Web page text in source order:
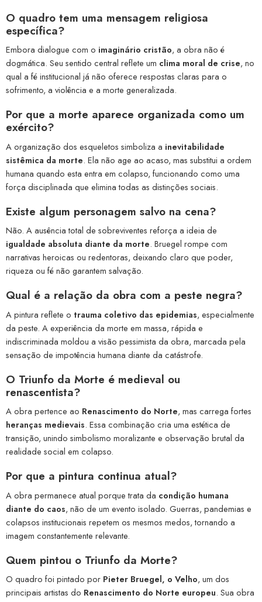
O quadro tem uma mensagem religiosa
específica?
Embora dialogue com o imaginário cristão, a obra não é
dogmática. Seu sentido central reflete um clima moral de crise, no
qual a fé institucional já não oferece respostas claras para o
sofrimento, a violência e a morte generalizada.
Por que a morte aparece organizada como um
exército?
A organização dos esqueletos simboliza a inevitabilidade
sistêmica da morte. Ela não age ao acaso, mas substitui a ordem
humana quando esta entra em colapso, funcionando como uma
força disciplinada que elimina todas as distinções sociais.
Existe algum personagem salvo na cena?
Não. A ausência total de sobreviventes reforça a ideia de
igualdade absoluta diante da morte. Bruegel rompe com
narrativas heroicas ou redentoras, deixando claro que poder,
riqueza ou fé não garantem salvação.
Qual é a relação da obra com a peste negra?
A pintura reflete o trauma coletivo das epidemias, especialmente
da peste. A experiência da morte em massa, rápida e
indiscriminada moldou a visão pessimista da obra, marcada pela
sensação de impotência humana diante da catástrofe.
O Triunfo da Morte é medieval ou
renascentista?
A obra pertence ao Renascimento do Norte, mas carrega fortes
heranças medievais. Essa combinação cria uma estética de
transição, unindo simbolismo moralizante e observação brutal da
realidade social em colapso.
Por que a pintura continua atual?
A obra permanece atual porque trata da condição humana
diante do caos, não de um evento isolado. Guerras, pandemias e
colapsos institucionais repetem os mesmos medos, tornando a
imagem constantemente relevante.
Quem pintou o Triunfo da Morte?
O quadro foi pintado por Pieter Bruegel, o Velho, um dos
principais artistas do Renascimento do Norte europeu. Sua obra